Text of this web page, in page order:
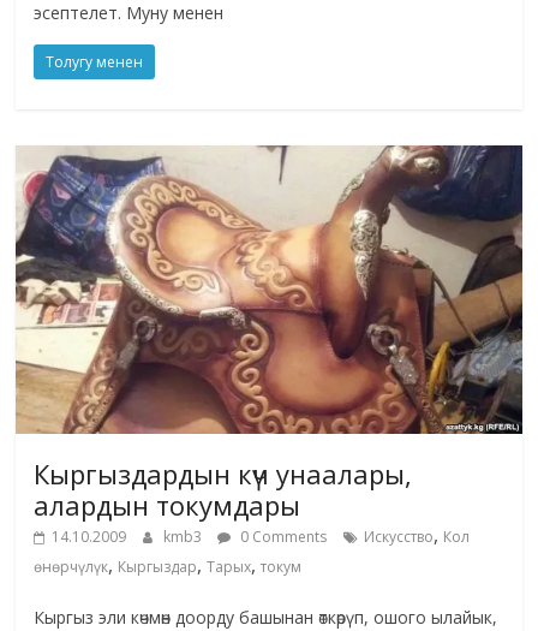
эсептелет. Муну менен
Толугу менен
Кыргыздардын күч унаалары,
алардын токумдары
14.10.2009 kmb3 0 Comments Искусство, Кол
өнөрчүлүк, Кыргыздар,Тарых,токум
Кыргыз эли көчмөн доорду башынан өткөрүп, ошого ылайык,